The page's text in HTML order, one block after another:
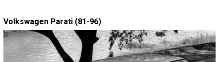
Volkswagen Parati (81-96)